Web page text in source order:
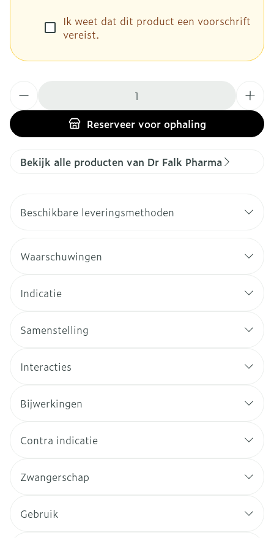
Ik weet dat dit product een voorschrift
vereist.
Reserveervoor ophaling
Bekijk alle producten van Dr Falk Pharma
Beschikbare leveringsmethoden
Waarschuwingen
Indicatie
Samenstelling
Interacties
Bijwerkingen
Contra indicatie
Zwangerschap
Gebruik